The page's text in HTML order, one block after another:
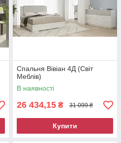
Спальня Вівіан 4Д (Світ
Меблів)
В наявності
26 434,15 ₴ 31 099 ₴
Купити